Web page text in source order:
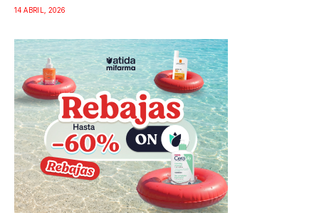
14 ABRIL, 2026